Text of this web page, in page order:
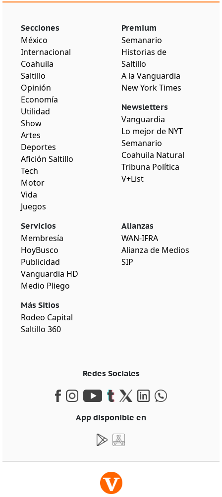
Secciones
México
Internacional
Coahuila
Saltillo
Opinión
Economía
Utilidad
Show
Artes
Deportes
Afición Saltillo
Tech
Motor
Vida
Juegos
Premium
Semanario
Historias de
Saltillo
A la Vanguardia
New York Times
Newsletters
Vanguardia
Lo mejor de NYT
Semanario
Coahuila Natural
Tribuna Política
V+List
Servicios
Membresía
HoyBusco
Publicidad
Vanguardia HD
Medio Pliego
Más Sitios
Rodeo Capital
Saltillo 360
Alianzas
WAN-IFRA
Alianza de Medios
SIP
Redes Sociales
App disponible en